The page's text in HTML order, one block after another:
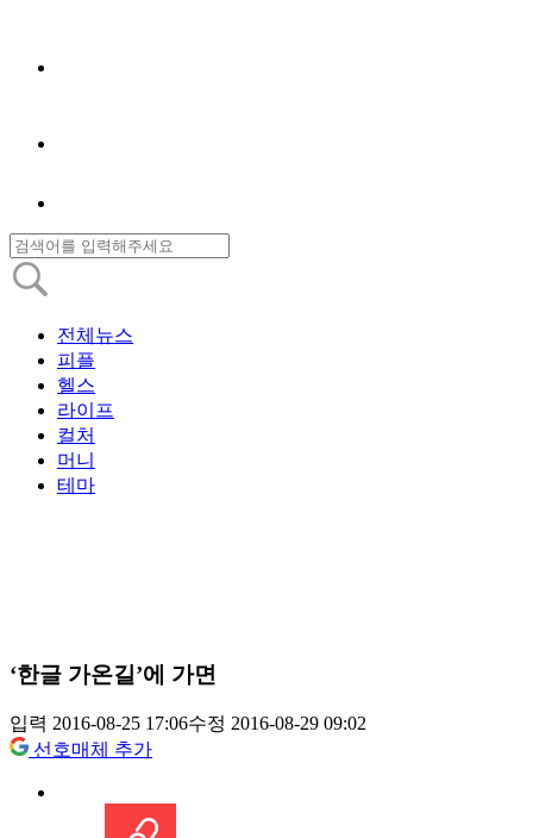
전체뉴스
피플
헬스
라이프
컬처
머니
테마
‘한글 가온길’에 가면
입력 2016-08-25 17:06수정 2016-08-29 09:02
선호매체 추가